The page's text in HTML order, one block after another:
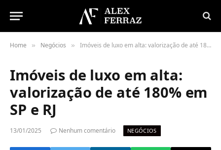
Home » Negócios » Imóveis de luxo em alta: valorização de até 180% em SP e RJ
Imóveis de luxo em alta:
valorização de até 180% em
SP e RJ
13/01/2025 Nenhum comentário NEGÓCIOS